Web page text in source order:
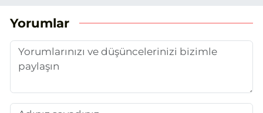
Yorumlar